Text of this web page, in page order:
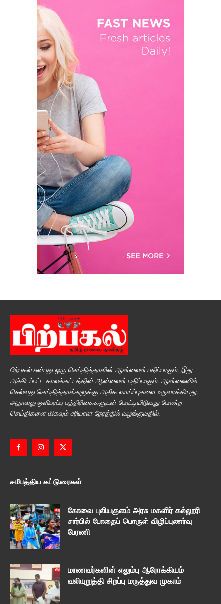
பிற்பகல் என்பது ஒரு செய்தித்தாளின் ஆன்லைன் பதிப்பாகும், இது
அச்சிடப்பட்ட காலக்கட்டத்தின் ஆன்லைன் பதிப்பாகும். ஆன்லைனில்
செல்வது செய்தித்தாள்களுக்கு அதிக வாய்ப்புகளை உருவாக்கியது,
அதாவது ஒளிபரப்பு பத்திரிகைகளுடன் போட்டியிடுவது போன்ற
செய்திகளை மிகவும் சரியான நேரத்தில் வழங்குவதில்.
சமீபத்திய கட்டுரைகள்
கோவை புலியகுளம் அரசு மகளிர் கல்லூரி
சார்பில் போதைப் பொருள் விழிப்புணர்வு
பேரணி
மாணவர்களின் எலும்பு ஆரோக்கியம்
வலியுறுத்தி சிறப்பு மருத்துவ முகாம்